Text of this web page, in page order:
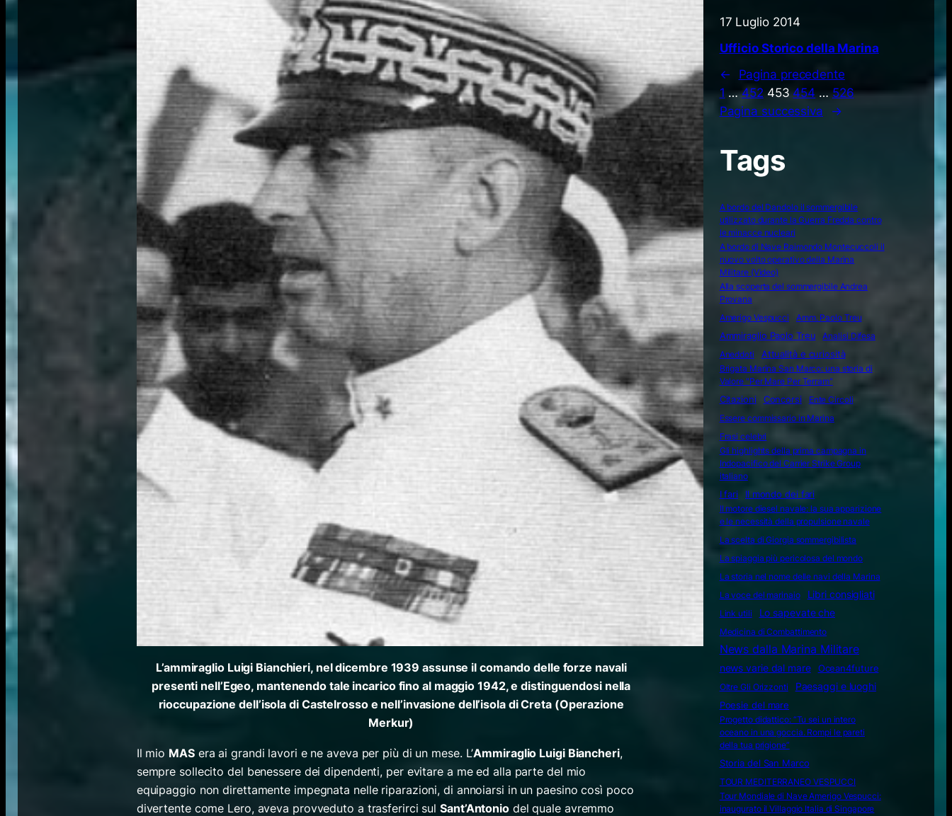
L’ammiraglio Luigi Bianchieri, nel dicembre 1939 assunse il comando delle forze navali
presenti nell’Egeo, mantenendo tale incarico fino al maggio 1942, e distinguendosi nella
rioccupazione dell’isola di Castelrosso e nell’invasione dell’isola di Creta (Operazione
Merkur)
Il mio MASera ai grandi lavori e ne aveva per più di un mese. L’Ammiraglio Luigi Biancheri,
sempre sollecito del benessere dei dipendenti, per evitare a me ed alla parte del mio
equipaggio non direttamente impegnata nelle riparazioni, di annoiarsi in un paesino così poco
divertente come Lero, aveva provveduto a trasferirci sulSant’Antoniodel quale avremmo
17 Luglio 2014
Ufficio Storico della Marina
←
Pagina precedente
1 … 452 453 454 … 526
Pagina successiva
→
Tags
A bordo del Dandolo il sommergibile
utilizzato durante la Guerra Fredda contro
le minacce nucleari
A bordo di Nave Raimondo Montecuccoli il
nuovo volto operativo della Marina
Militare (Video)
Alla scoperta del sommergibile Andrea
Provana
Amerigo Vespucci
Amm. Paolo Treu
Ammiraglio Paolo Treu
Analisi Difesa
Aneddoti
Attualità e curiosità
Brigata Marina San Marco: una storia di
Valore "Per Mare Per Terram"
Citazioni
Concorsi
Ente Circoli
Essere commissario in Marina
Frasi celebri
Gli highlights della prima campagna in
Indopacifico del Carrier Strike Group
italiano
I fari
Il mondo dei fari
Il motore diesel navale: la sua apparizione
e le necessità della propulsione navale
La scelta di Giorgia sommergibilista
La spiaggia più pericolosa del mondo
La storia nel nome delle navi della Marina
La voce del marinaio
Libri consigliati
Link utili Lo sapevate che
Medicina di Combattimento
News dalla Marina Militare
news varie dal mare Ocean4future
Oltre Gli Orizzonti
Paesaggi e luoghi
Poesie del mare
Progetto didattico: “Tu sei un intero
oceano in una goccia. Rompi le pareti
della tua prigione”
Storia del San Marco
TOUR MEDITERRANEO VESPUCCI
Tour Mondiale di Nave Amerigo Vespucci:
inaugurato il Villaggio Italia di Singapore